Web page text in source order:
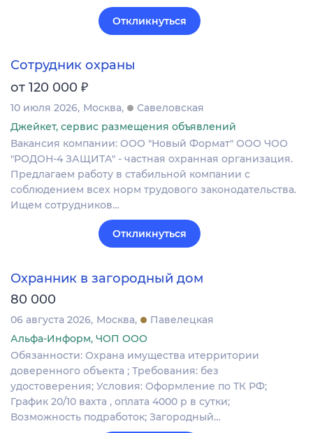
Откликнуться
Сотрудник охраны
от 120 000 ₽
10 июля 2026 Москва
Савеловская
Джейкет, сервис размещения объявлений
Вакансия компании: ООО "Новый Формат" ООО ЧОО
"РОДОН-4 ЗАЩИТА" - частная охранная организация.
Предлагаем работу в стабильной компании с
соблюдением всех норм трудового законодательства.
Ищем сотрудников…
Откликнуться
Охранник в загородный дом
80 000
06 августа 2026 Москва
Павелецкая
Альфа-Информ, ЧОП ООО
Обязанности: Охрана имущества итерритории
доверенного объекта ; Требования: без
удостоверения; Условия: Оформление по ТК РФ;
График 20/10 вахта , оплата 4000 р в сутки;
Возможность подработок; Загородный…